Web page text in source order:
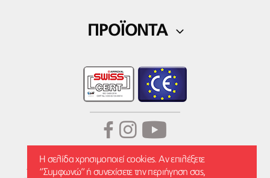
Τρόποι πληρωμής
Τρόποι αποστολής
ΠΡΟΪΟΝΤΑ
Fitness
Wellness
Η σελίδα χρησιμοποιεί cookies. Αν επιλέξετε
‘’Συμφωνώ’’ ή συνεχίσετε την περιήγηση σας,